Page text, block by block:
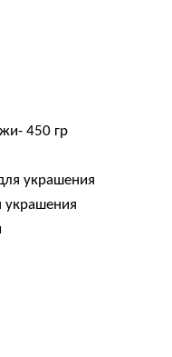
450 гр
украшения
украшения